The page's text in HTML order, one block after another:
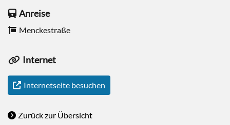
Anreise
Menckestraße
Internet
Internetseite besuchen
Zurück zur Übersicht